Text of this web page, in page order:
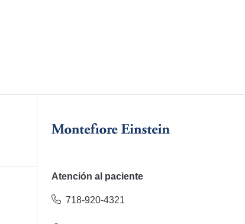
Atención al paciente
718-920-4321